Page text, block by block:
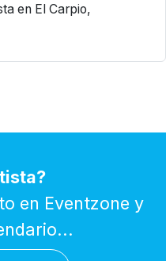
en El Carpio,
en Eventzone y